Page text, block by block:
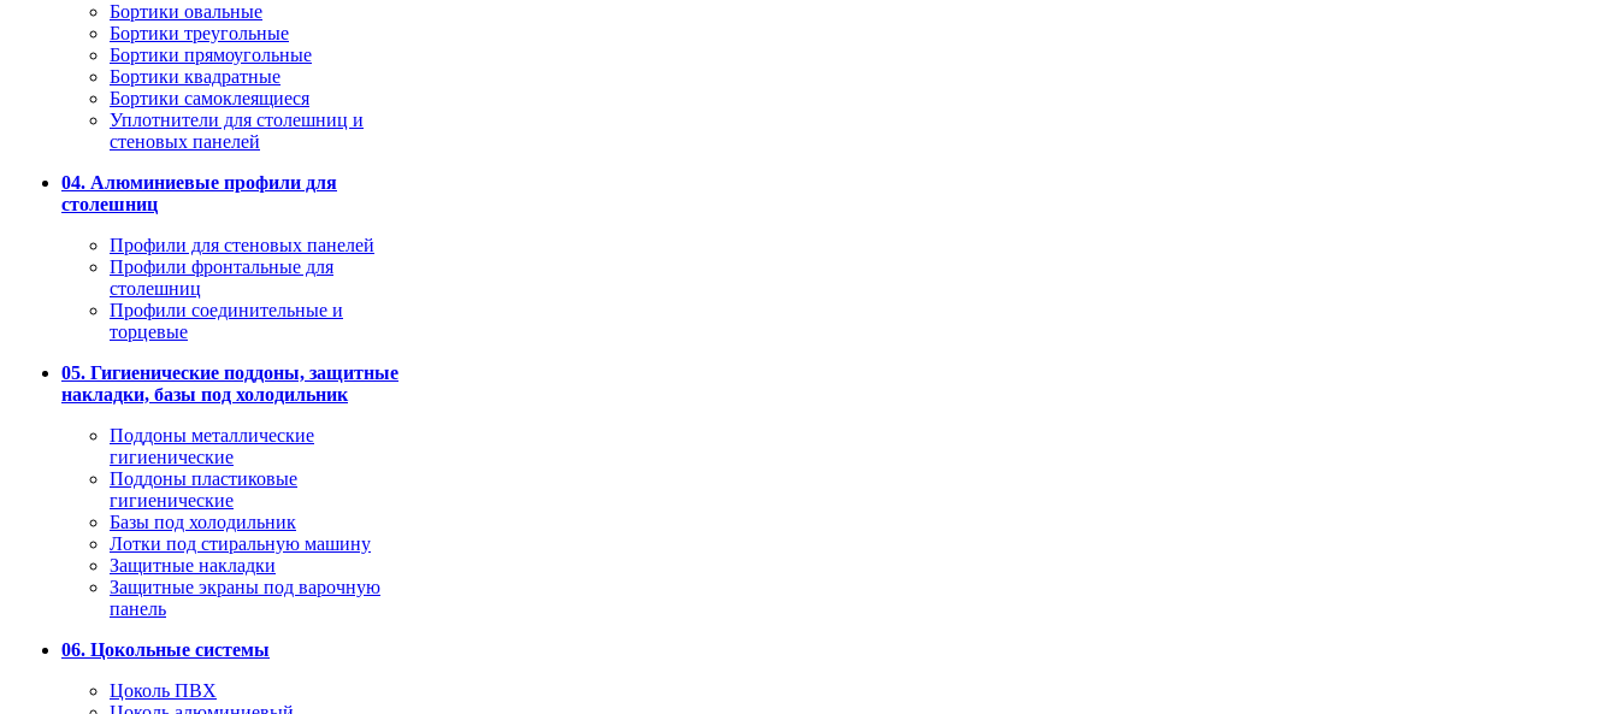
Бортики овальные
Бортики треугольные
Бортики прямоугольные
Бортики квадратные
Бортики самоклеящиеся
Уплотнители для столешниц и
стеновых панелей
04. Алюминиевые профили для
столешниц
Профили для стеновых панелей
Профили фронтальные для
столешниц
Профили соединительные и
торцевые
05. Гигиенические поддоны, защитные
накладки, базы под холодильник
Поддоны металлические
гигиенические
Поддоны пластиковые
гигиенические
Базы под холодильник
Лотки под стиральную машину
Защитные накладки
Защитные экраны под варочную
панель
06. Цокольные системы
Цоколь ПВХ